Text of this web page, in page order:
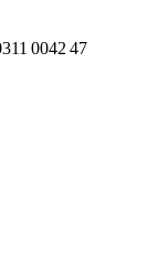
0042 47